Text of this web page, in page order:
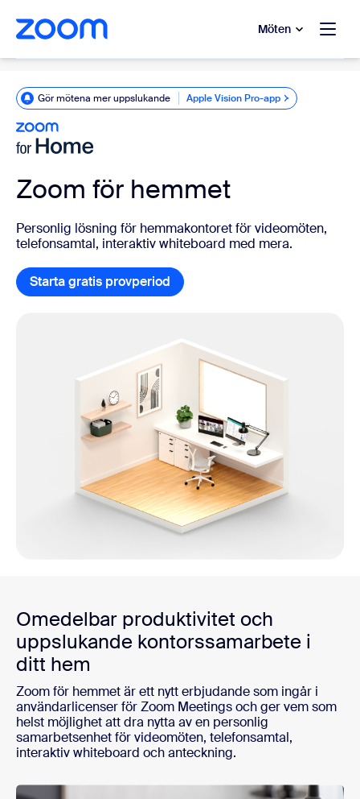
huvudinnehåll
till hjälpchatt Möten
Apple Vision Pro-app
Gör mötena mer uppslukande Apple Vision Pro-app
Zoom för hemmet
Personlig lösning för hemmakontoret för videomöten,
telefonsamtal, interaktiv whiteboard med mera.
Starta gratis provperiod Starta gratis provperiod
Omedelbar produktivitet och
uppslukande kontorssamarbete i
ditt hem
Zoom för hemmet är ett nytt erbjudande som ingår i
användarlicenser för Zoom Meetings och ger vem som
helst möjlighet att dra nytta av en personlig
samarbetsenhet för videomöten, telefonsamtal,
interaktiv whiteboard och anteckning.